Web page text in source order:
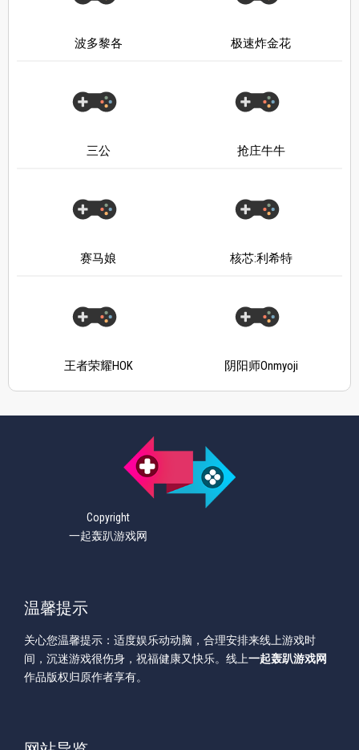
波多黎各 极速炸金花
三公 抢庄牛牛
赛马娘 核芯:利希特
王者荣耀HOK 阴阳师Onmyoji
Copyright
一起轰趴游戏网
温馨提示
关心您温馨提示：适度娱乐动动脑，合理安排来线上游戏时
间，沉迷游戏很伤身，祝福健康又快乐。线上一起轰趴游戏网
作品版权归原作者享有。